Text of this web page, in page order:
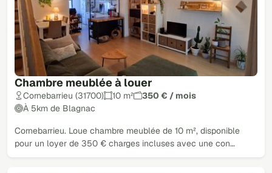
Chambre meublée à louer
Cornebarrieu (31700) 10 m²
350 € / mois
À 5km de Blagnac
Cornebarrieu. Loue chambre meublée de 10 m², disponible
pour un loyer de 350 € charges incluses avec une con…